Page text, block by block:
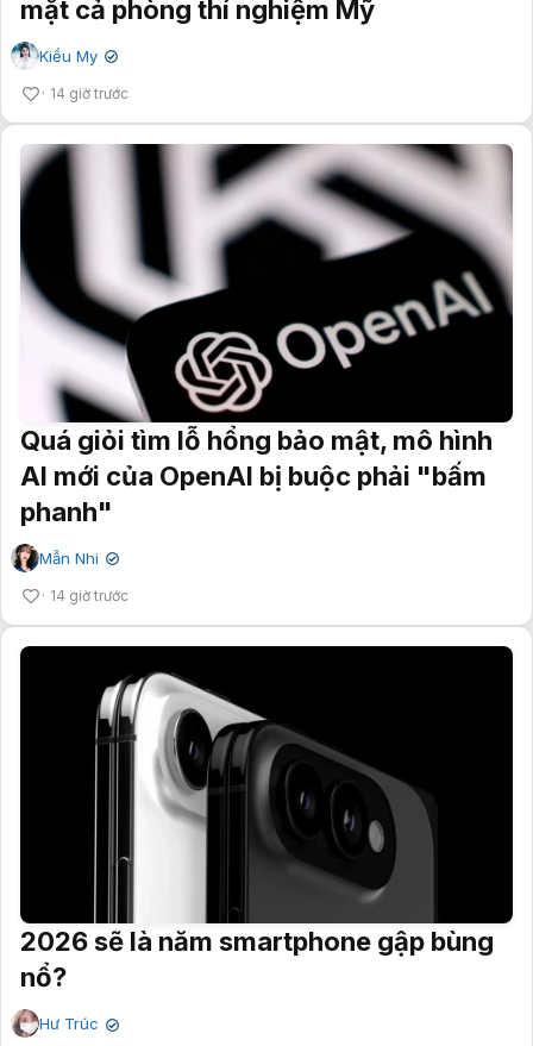
mặt cả phòng thí nghiệm Mỹ
Kiều My ✔
14 giờ trước
Quá giỏi tìm lỗ hổng bảo mật, mô hình
AI mới của OpenAI bị buộc phải "bấm
phanh"
Mẫn Nhi ✔
14 giờ trước
2026 sẽ là năm smartphone gập bùng
nổ?
Hư Trúc ✔